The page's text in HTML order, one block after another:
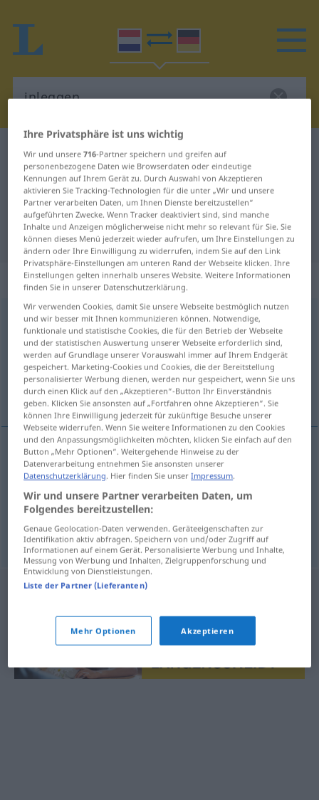
Niederländisch-Deutsch Wörterbuch
Niederländisch-Deutsch
Übersetzung für "inleggen"
"inleggen" Deutsch Übersetzung
„inleggen“: werkwoord
inleggen v
Übersicht aller Übersetzungen
(Für mehr Details die Übersetzung anklicken/antippen)
einlegen, einmachen, einnähen
einlegen inleggen
einmachen inleggen GASTR
einnähen inleggen
Ihre Privatsphäre ist uns wichtig
Wir und unsere716-Partner speichern und greifen auf
personenbezogene Daten wie Browserdaten oder eindeutige
Kennungen auf Ihrem Gerät zu. Durch Auswahl von Akzeptieren
aktivieren Sie Tracking-Technologien für die unter „Wir und unsere
Partner verarbeiten Daten, um Ihnen Dienste bereitzustellen“
aufgeführten Zwecke. Wenn Tracker deaktiviert sind, sind manche
Inhalte und Anzeigen möglicherweise nicht mehr so relevant für Sie. Sie
können dieses Menü jederzeit wieder aufrufen, um Ihre Einstellungen zu
ändern oder Ihre Einwilligung zu widerrufen, indem Sie auf den Link
Privatsphäre-Einstellungen am unteren Rand der Webseite klicken. Ihre
Einstellungen gelten innerhalb unseres Website. Weitere Informationen
finden Sie in unserer Datenschutzerklärung.
Wir verwenden Cookies, damit Sie unsere Webseite bestmöglich nutzen
und wir besser mit Ihnen kommunizieren können. Notwendige,
funktionale und statistische Cookies, die für den Betrieb der Webseite
und der statistischen Auswertung unserer Webseite erforderlich sind,
werden auf Grundlage unserer Vorauswahl immer auf Ihrem Endgerät
gespeichert. Marketing-Cookies und Cookies, die der Bereitstellung
personalisierter Werbung dienen, werden nur gespeichert, wenn Sie uns
durch einen Klick auf den „Akzeptieren“-Button Ihr Einverständnis
geben. Klicken Sie ansonsten auf „Fortfahren ohne Akzeptieren“. Sie
können Ihre Einwilligung jederzeit für zukünftige Besuche unserer
Webseite widerrufen. Wenn Sie weitere Informationen zu den Cookies
und den Anpassungsmöglichkeiten möchten, klicken Sie einfach auf den
Button „Mehr Optionen“. Weitergehende Hinweise zu der
Datenverarbeitung entnehmen Sie ansonsten unserer
Datenschutzerklärung. Hier finden Sie unserImpressum.
Wir und unsere Partner verarbeiten Daten, um
Folgendes bereitzustellen:
Genaue Geolocation-Daten verwenden. Geräteeigenschaften zur
Identifikation aktiv abfragen. Speichern von und/oder Zugriff auf
Informationen auf einem Gerät. Personalisierte Werbung und Inhalte,
Messung von Werbung und Inhalten, Zielgruppenforschung und
Entwicklung von Dienstleistungen.
Liste der Partner (Lieferanten)
Mehr Optionen Akzeptieren